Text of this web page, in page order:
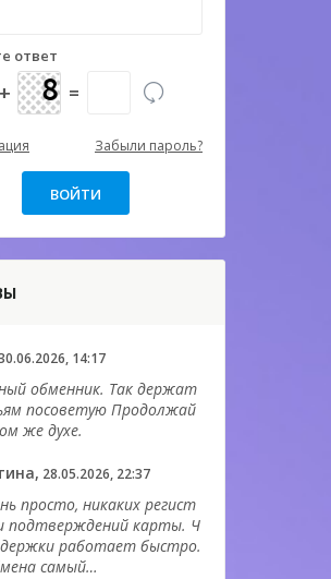
ответ
+ =
Забыли пароль?
14:17
обменник. Так держат
посоветую Продолжай
же духе.
28.05.2026, 22:37
просто, никаких регист
подтверждений карты. Ч
работает быстро.
самый…